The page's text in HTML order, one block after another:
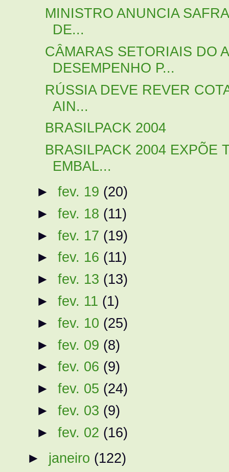
MINISTRO ANUNCIA
DE...
CÂMARAS SETORIAIS DO
DESEMPENHO P...
RÚSSIA DEVE REVER
AIN...
BRASILPACK 2004
BRASILPACK 2004 EXPÕE
EMBAL...
► fev. 19 (20)
► fev. 18 (11)
► fev. 17 (19)
► fev. 16 (11)
► fev. 13 (13)
► fev. 11 (1)
► fev. 10 (25)
► fev. 09 (8)
► fev. 06 (9)
► fev. 05 (24)
► fev. 03 (9)
► fev. 02 (16)
► janeiro (122)